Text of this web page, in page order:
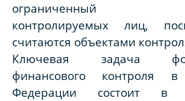
ограниченный
контролируемых лиц,
считаются объектами
Ключевая задача
финансового контроля в
Федерации состоит в